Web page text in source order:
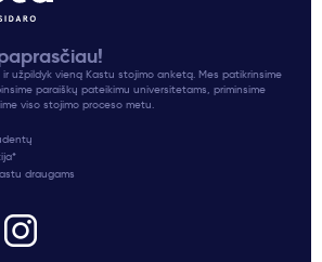
užpildyk vieną Kastu stojimo anketą. Mes patikrinsime
paraiškų pateikimu universitetams, priminsime
viso stojimo proceso metu.
draugams